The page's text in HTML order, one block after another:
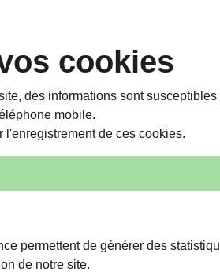
cookies
des informations sont
mobile.
l'enregistrement de ces cookies.
permettent de générer des
de notre site.